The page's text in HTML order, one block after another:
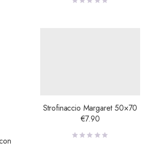
Strofinaccio Margaret 50×70
€7.90